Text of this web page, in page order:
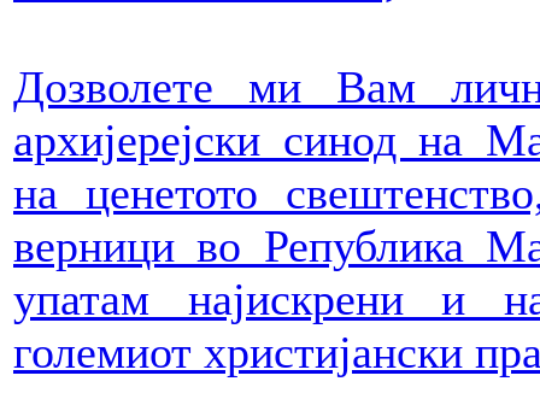
Дозволете ми Вам
архијерејски синод на
на ценетото
верници во Република
упатам најискрени и
големиот христијански